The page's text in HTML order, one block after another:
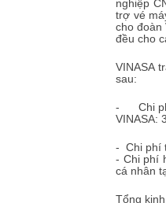
nghiệp
trợ vé
cho đoàn
đều cho
VINASA
sau:
- Chi phí
VINASA:
- Chi phí
- Chi phí
cá nhân
Tổng